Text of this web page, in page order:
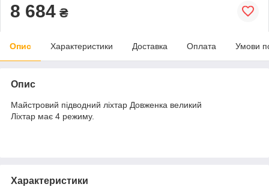
8 684 ₴
Опис Характеристики Доставка Оплата Умови
Опис
Майстровий підводний ліхтар Довженка великий
Ліхтар має 4 режиму.
Характеристики